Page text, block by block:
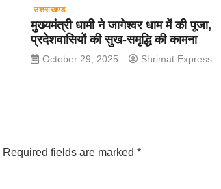
उत्तराखण्ड
मुख्यमंत्री धामी ने जागेश्वर धाम में की पूजा,
प्रदेशवासियों की सुख-समृद्धि की कामना
October 29, 2025 Shrimat Express
Required fields are marked *